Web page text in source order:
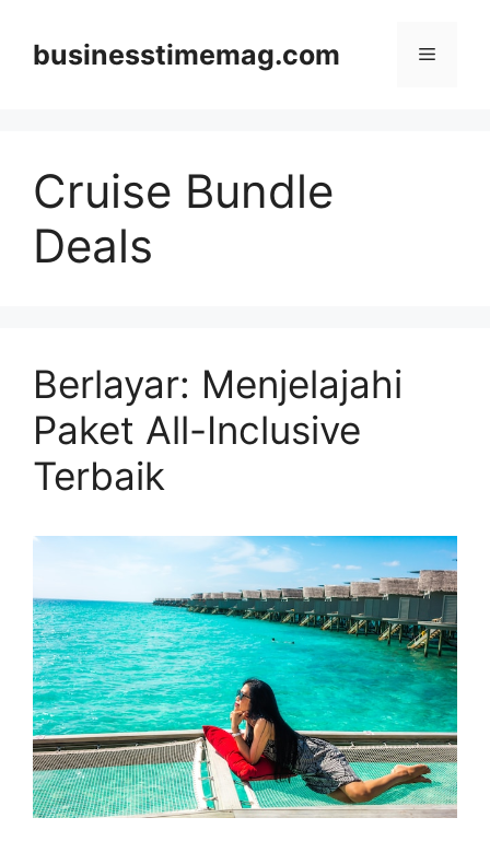
contentbusinesstimemag.com Menu
Cruise Bundle
Deals
Berlayar: Menjelajahi
Paket All-Inclusive
Terbaik